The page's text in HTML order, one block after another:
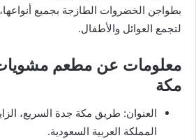
بطواجن الخضروات الطازجة بجميع
لتجمع العوائل والأطفال.
معلومات عن مطعم
مكة
العنوان: طريق مكة جدة السريع،
المملكة العربية السعودية.